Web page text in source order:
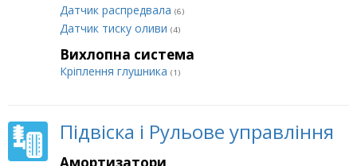
Датчик распредвала (6)
Датчик тиску оливи (4)
Вихлопна система
Кріплення глушника (1)
Підвіска і Рульове управління